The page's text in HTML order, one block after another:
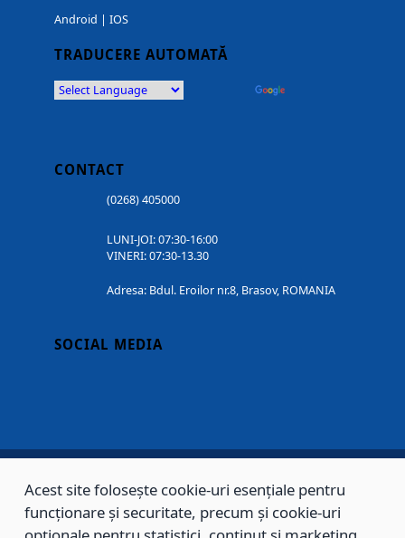
Android | IOS
TRADUCERE AUTOMATĂ
CONTACT
(0268) 405000
LUNI-JOI: 07:30-16:00
VINERI: 07:30-13.30
Adresa: Bdul. Eroilor nr.8, Brasov, ROMANIA
SOCIAL MEDIA
Copyright © 2002 - 2026 - PRIMĂRIA MUNICIPIULUI BRAȘOV, toate drepturile
rezervate.
Acest site folosește cookie-uri esențiale pentru
funcționare și securitate, precum și cookie-uri